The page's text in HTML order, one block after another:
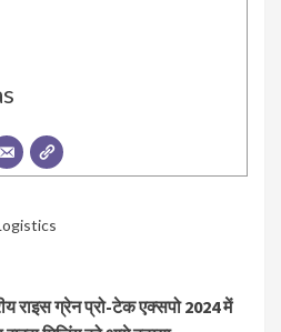
राइस ग्रेन प्रो-टेक एक्सपो 2024 में